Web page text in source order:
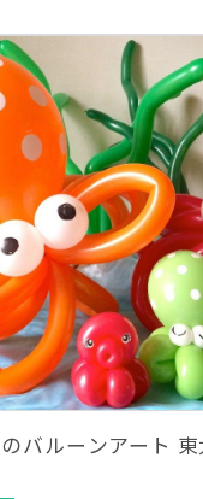
バルーンアート